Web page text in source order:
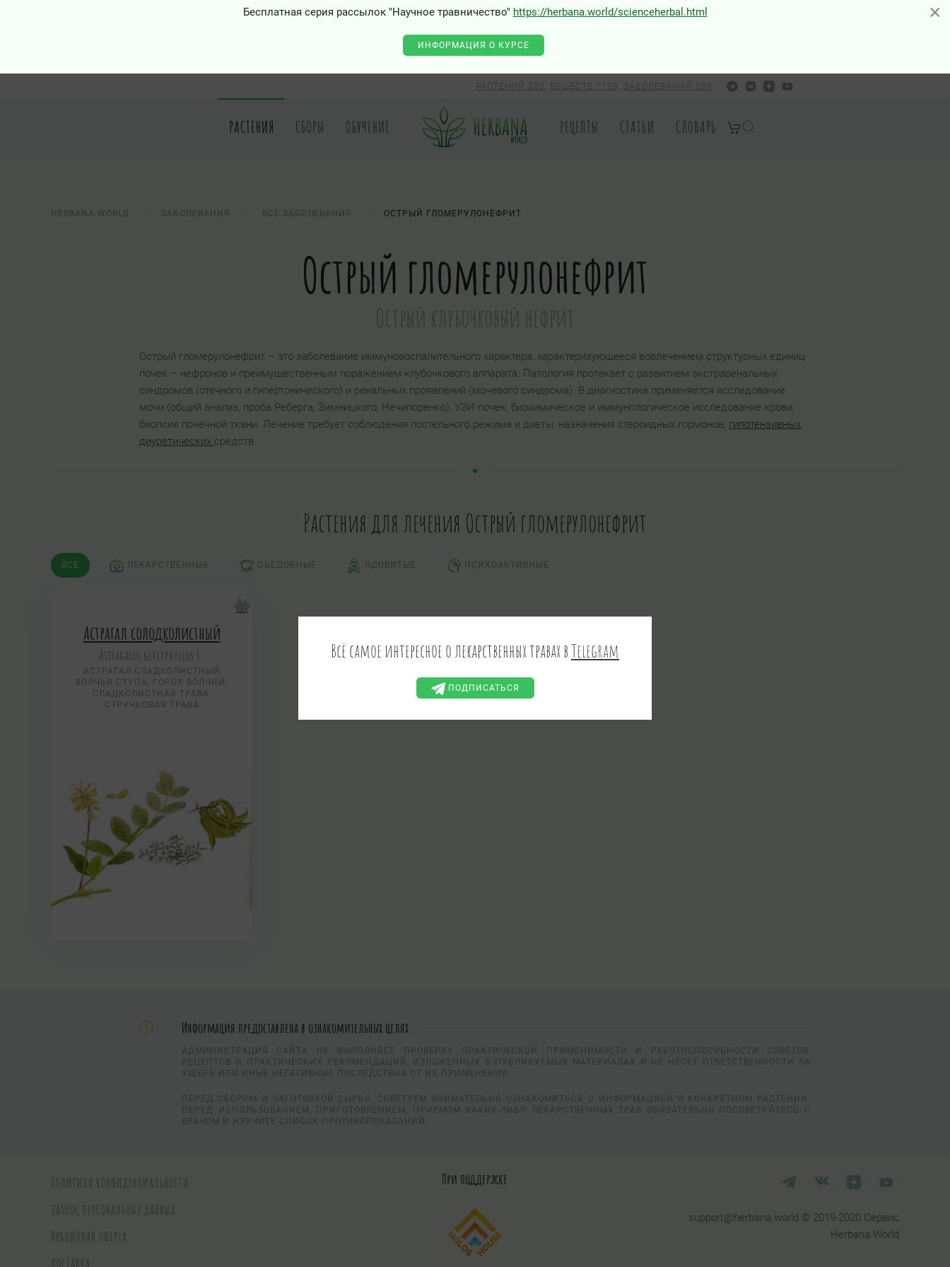
×
Бесплатная серия рассылок "Научное травничество" https://herbana.world/scienceherbal.html
ИНФОРМАЦИЯ О КУРСЕ
РАСТЕНИЙ 303 ВЕЩЕСТВ 1159 ЗАБОЛЕВАНИЙ 596
РАСТЕНИЯ СБОРЫ ОБУЧЕНИЕ РЕЦЕПТЫ СТАТЬИ СЛОВАРЬ
HERBANA.WORLD ЗАБОЛЕВАНИЯ ВСЕ ЗАБОЛЕВАНИЯ ОСТРЫЙ ГЛОМЕРУЛОНЕФРИТ
Острый гломерулонефрит
Острый клубочковый нефрит
Острый гломерулонефрит – это заболевание иммуновоспалительного характера, характеризующееся вовлечением структурных единиц
почек – нефронов и преимущественным поражением клубочкового аппарата. Патология протекает с развитием экстраренальных
синдромов (отечного и гипертонического) и ренальных проявлений (мочевого синдрома). В диагностике применяется исследование
мочи (общий анализ, проба Реберга, Зимницкого, Нечипоренко), УЗИ почек, биохимическое и иммунологическое исследование крови,
биопсия почечной ткани. Лечение требует соблюдения постельного режима и диеты, назначения стероидных гормонов, гипотензивных,
диуретических средств.
Растения для лечения Острый гломерулонефрит
ВСЕ ЛЕКАРСТВЕННЫЕ СЪЕДОБНЫЕ ЯДОВИТЫЕ ПСИХОАКТИВНЫЕ
Астрагал солодколистный
Astragalus glycyphyllos L.
АСТРАГАЛ СЛАДКОЛИСТНЫЙ
ВОЛЧЬЯ СТУПА, ГОРОХ ВОЛЧИЙ,
СЛАДКОЛИСТНАЯ ТРАВА,
СТРУЧКОВАЯ ТРАВА
Информация предоставлена в ознакомительных целях.
АДМИНИСТРАЦИЯ САЙТА НЕ ВЫПОЛНЯЕТ ПРОВЕРКУ ПРАКТИЧЕСКОЙ ПРИМЕНИМОСТИ И РАБОТОСПОСОБНОСТИ СОВЕТОВ,
РЕЦЕПТОВ И ПРАКТИЧЕСКИХ РЕКОМЕНДАЦИЙ, ИЗЛОЖЕННЫХ В ПУБЛИКУЕМЫХ МАТЕРИАЛАХ И НЕ НЕСЕТ ОТВЕТСТВЕННОСТИ ЗА
УЩЕРБ ИЛИ ИНЫЕ НЕГАТИВНЫЕ ПОСЛЕДСТВИЯ ОТ ИХ ПРИМЕНЕНИЯ.
ПЕРЕД СБОРОМ И ЗАГОТОВКОЙ СЫРЬЯ, СОВЕТУЕМ ВНИМАТЕЛЬНО ОЗНАКОМИТЬСЯ С ИНФОРМАЦИЕЙ О КОНКРЕТНОМ РАСТЕНИИ.
ПЕРЕД ИСПОЛЬЗОВАНИЕМ, ПРИГОТОВЛЕНИЕМ, ПРИЕМОМ КАКИХ-ЛИБО ЛЕКАРСТВЕННЫХ ТРАВ ОБЯЗАТЕЛЬНО ПОСОВЕТУЙТЕСЬ С
ВРАЧОМ И ИЗУЧИТЕ СПИСОК ПРОТИВОПОКАЗАНИЙ.
ПОЛИТИКА КОНФИДЕНЦИАЛЬНОСТИ
ЗАПРОС ПЕРСОНАЛЬНЫХ ДАННЫХ
ПУБЛИЧНАЯ ОФЕРТА
ДОСТАВКА
При поддержке
support@herbana.world © 2019-2020 Сервис
Herbana.World
×
Всё самое интересное о лекарственных травах вTelegram
ПОДПИСАТЬСЯ
0 - Class "Joomla\Input\Json" not found